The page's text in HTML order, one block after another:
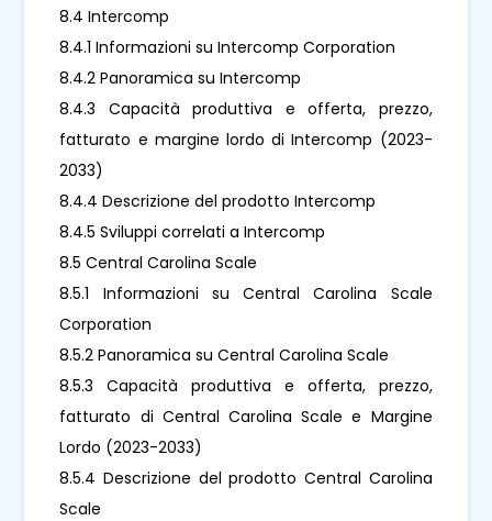
8.4 Intercomp
8.4.1 Informazioni su Intercomp Corporation
8.4.2 Panoramica su Intercomp
8.4.3 Capacità produttiva e offerta, prezzo,
fatturato e margine lordo di Intercomp (2023-
2033)
8.4.4 Descrizione del prodotto Intercomp
8.4.5 Sviluppi correlati a Intercomp
8.5 Central Carolina Scale
8.5.1 Informazioni su Central Carolina Scale
Corporation
8.5.2 Panoramica su Central Carolina Scale
8.5.3 Capacità produttiva e offerta, prezzo,
fatturato di Central Carolina Scale e Margine
Lordo (2023-2033)
8.5.4 Descrizione del prodotto Central Carolina
Scale